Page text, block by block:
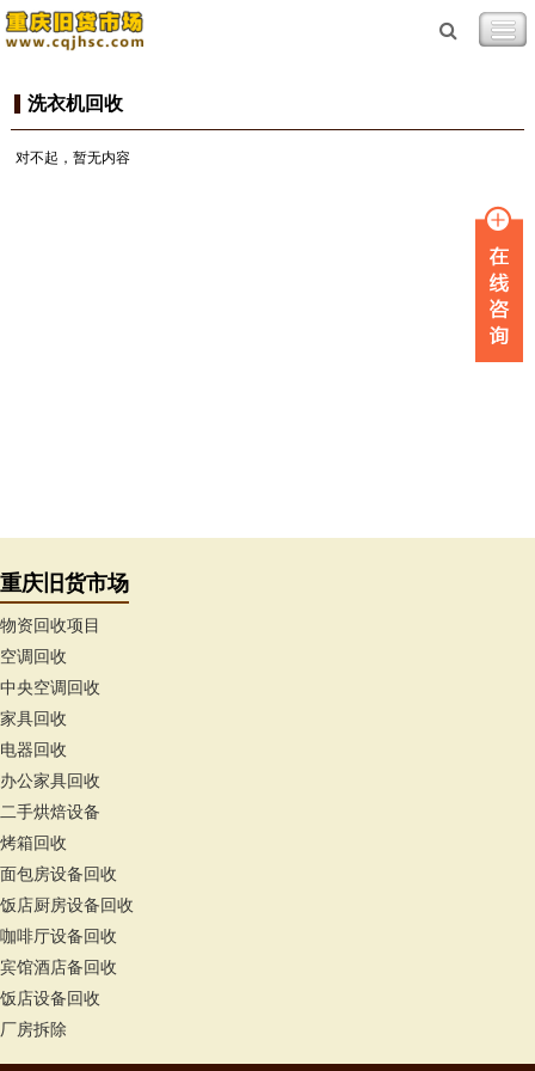
洗衣机回收
对不起，暂无内容
重庆旧货市场
物资回收项目
空调回收
中央空调回收
家具回收
电器回收
办公家具回收
二手烘焙设备
烤箱回收
面包房设备回收
饭店厨房设备回收
咖啡厅设备回收
宾馆酒店备回收
饭店设备回收
厂房拆除